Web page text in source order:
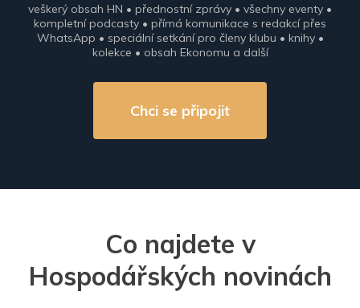
veškerý obsah HN • přednostní zprávy • všechny eventy •
kompletní podcasty • přímá komunikace s redakcí přes
WhatsApp • speciální setkání pro členy klubu • knihy •
kolekce • obsah Ekonomu a další
Chci se připojit
Co najdete v
Hospodářských novinách